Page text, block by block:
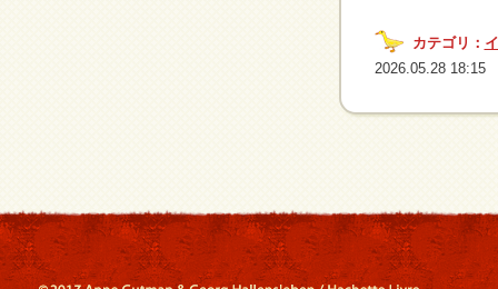
カテゴリ：
2026.05.28 18:15